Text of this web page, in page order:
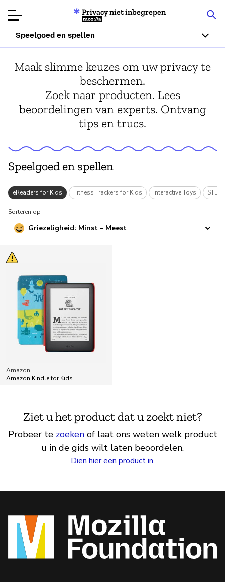
Productbeoordelingen
Articles
Over
Doneren
Privacy niet inbegrepen
Mozilla
Speelgoed en spellen
Maak slimme keuzes om uw privacy te
beschermen.
Zoek naar producten. Lees
beoordelingen van experts. Ontvang
tips en trucs.
Speelgoed en spellen
eReaders for Kids Fitness Trackers for Kids Interactive Toys
Sorteren op
Griezeligheid: Minst – Meest
Amazon
Amazon Kindle for Kids
Ziet u het product dat u zoekt niet?
Probeer te zoekenof laat ons weten welk product
u in de gids wilt laten beoordelen.
Dien hier een product in.